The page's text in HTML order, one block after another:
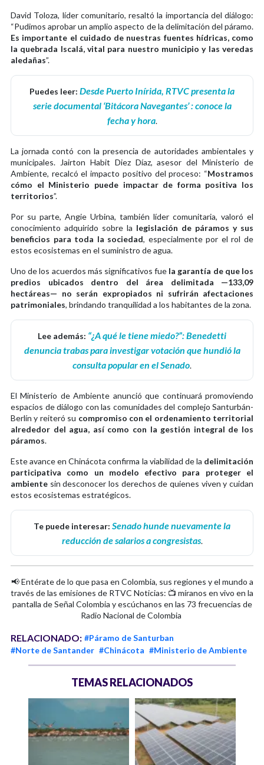
David Toloza, líder comunitario, resaltó la importancia del diálogo:
“Pudimos aprobar un amplio aspecto de la delimitación del páramo.
Es importante el cuidado de nuestras fuentes hídricas, como
la quebrada Iscalá, vital para nuestro municipio y las veredas
aledañas”.
Puedes leer: Desde Puerto Inírida, RTVC presenta la
serie documental ‘Bitácora Navegantes’ : conoce la
fecha y hora.
La jornada contó con la presencia de autoridades ambientales y
municipales. Jairton Habit Diez Díaz, asesor del Ministerio de
Ambiente, recalcó el impacto positivo del proceso: “Mostramos
cómo el Ministerio puede impactar de forma positiva los
territorios”.
Por su parte, Angie Urbina, también líder comunitaria, valoró el
conocimiento adquirido sobre la legislación de páramos y sus
beneficios para toda la sociedad, especialmente por el rol de
estos ecosistemas en el suministro de agua.
Uno de los acuerdos más significativos fue la garantía de que los
predios ubicados dentro del área delimitada —133,09
hectáreas— no serán expropiados ni sufrirán afectaciones
patrimoniales, brindando tranquilidad a los habitantes de la zona.
Lee además: “¿A qué le tiene miedo?”: Benedetti
denuncia trabas para investigar votación que hundió la
consulta popular en el Senado.
El Ministerio de Ambiente anunció que continuará promoviendo
espacios de diálogo con las comunidades del complejo Santurbán-
Berlín y reiteró su compromiso con el ordenamiento territorial
alrededor del agua, así como con la gestión integral de los
páramos.
Este avance en Chinácota confirma la viabilidad de la delimitación
participativa como un modelo efectivo para proteger el
ambiente sin desconocer los derechos de quienes viven y cuidan
estos ecosistemas estratégicos.
Te puede interesar: Senado hunde nuevamente la
reducción de salarios a congresistas.
📢 Entérate de lo que pasa en Colombia, sus regiones y el mundo a
través de las emisiones de RTVC Noticias: 📺 míranos en vivo en la
pantalla de Señal Colombia y escúchanos en las 73 frecuencias de
Radio Nacional de Colombia
RELACIONADO: #Páramo de Santurban
#Norte de Santander #Chinácota #Ministerio de Ambiente
TEMAS RELACIONADOS